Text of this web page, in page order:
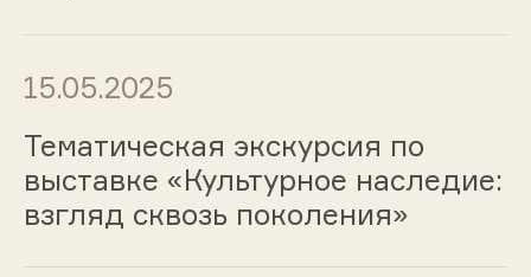
15.05.2025
Тематическая экскурсия по
выставке «Культурное наследие:
взгляд сквозь поколения»